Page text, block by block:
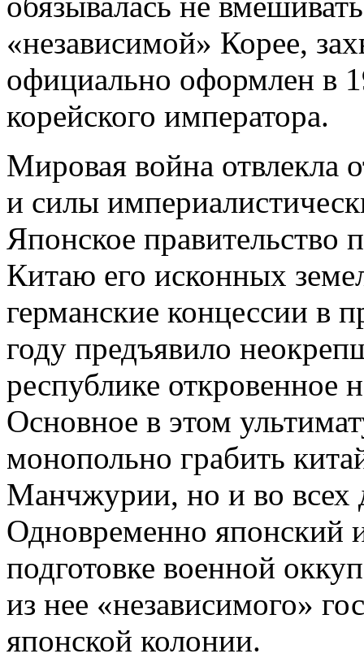
«независимой» Корее,
официально оформлен в
корейского императора.
Мировая война отвлекла
и силы
Японское правительство
Китаю его исконных
германские концессии в
году предъявило
республике откровенное
Основное в этом
монопольно грабить
Манчжурии, но и во всех
Одновременно японский
подготовке военной
из нее «независимого»
японской колонии.